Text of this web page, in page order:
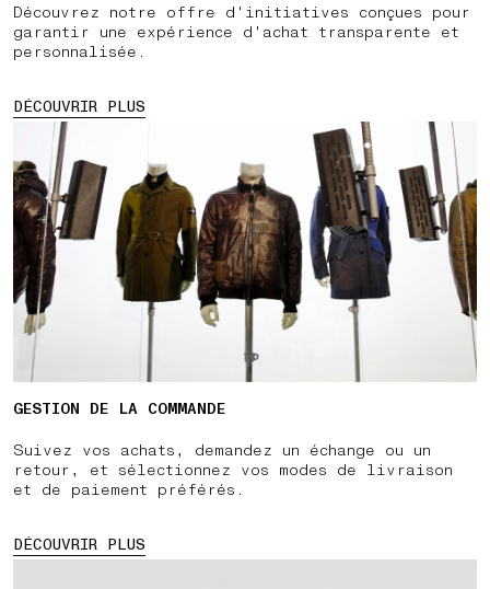
Découvrez notre offre d'initiatives conçues pour
garantir une expérience d'achat transparente et
personnalisée.
DÉCOUVRIR PLUS
GESTION DE LA COMMANDE
Suivez vos achats, demandez un échange ou un
retour, et sélectionnez vos modes de livraison
et de paiement préférés.
DÉCOUVRIR PLUS